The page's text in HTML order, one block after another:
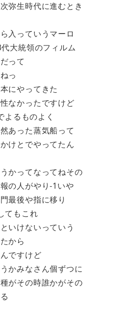
弥生時代に進むとき
入っていうマーロ
大統領のフィルム
って
っ
にやってきた
なかったですけど
るものよく
あった蒸気船って
けとでやってたん
かってなってねその
の人がやり-1いや
最後や指に移り
てもこれ
いけないっていう
から
ですけど
かみなさん個ずつに
がその時誰かがその